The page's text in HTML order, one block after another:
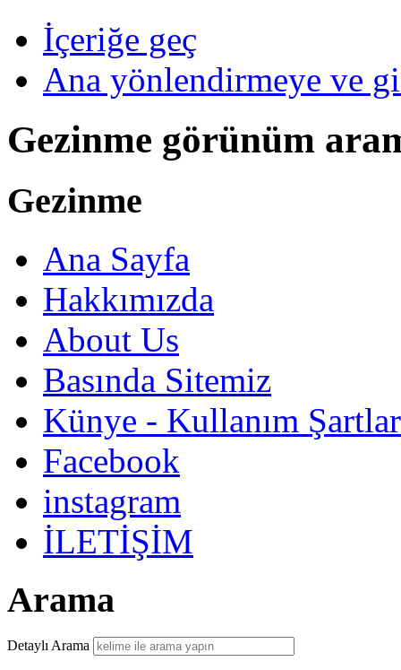
İçeriğe geç
Ana yönlendirmeye ve
Gezinme görünüm
Gezinme
Ana Sayfa
Hakkımızda
About Us
Basında Sitemiz
Künye - Kullanım
Facebook
instagram
İLETİŞİM
Arama
Detaylı Arama